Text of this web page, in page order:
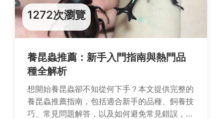
1272次瀏覽
養昆蟲推薦：新手入門指南與熱門品
種全解析
想開始養昆蟲卻不知從何下手？本文提供完整的
養昆蟲推薦指南，包括適合新手的品種、飼養技
巧、常見問題解答，以及如何避免常見錯誤，幫